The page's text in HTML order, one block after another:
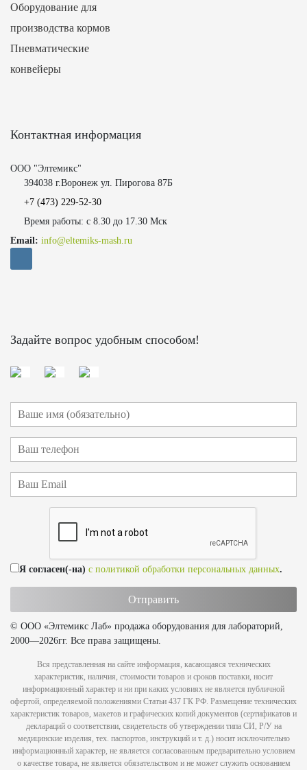
Оборудование для
производства кормов
Пневматические
конвейеры
Контактная информация
ООО "Элтемикс"
394038 г.Воронеж ул. Пирогова 87Б
+7 (473) 229-52-30
Время работы: с 8.30 до 17.30 Мск
Email: info@eltemiks-mash.ru
Задайте вопрос удобным способом!
Я согласен(-на) с политикой обработки персональных данных.
© ООО «Элтемикс Лаб» продажа оборудования для лабораторий,
2000—2026гг. Все права защищены.
Вся представленная на сайте информация, касающаяся технических
характеристик, наличия, стоимости товаров и сроков поставки, носит
информационный характер и ни при каких условиях не является публичной
офертой, определяемой положениями Статьи 437 ГК РФ. Размещение технических
характеристик товаров, макетов и графических копий документов (сертификатов и
деклараций о соответствии, свидетельств об утверждении типа СИ, Р/У на
медицинские изделия, тех. паспортов, инструкций и т. д.) носит исключительно
информационный характер, не является согласованным предварительно условием
о качестве товара, не является обязательством и не может служить основанием